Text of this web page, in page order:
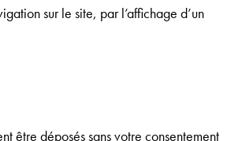
sur le site, par l’affichage d’un
être déposés sans votre consentement